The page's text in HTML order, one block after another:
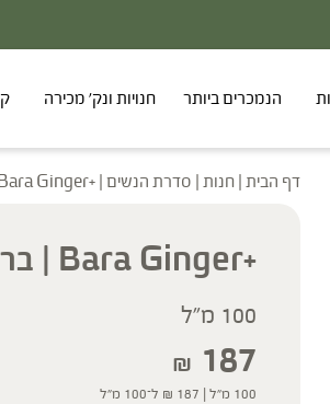
הנמכרים ביותר חנויות ונק' מכירה
דף הבית | חנות | סדרת הנשים | +Bara Ginger | ברא ג'ינג'ר+ (תמצית)
+Bara Ginger | ברא ג'ינג'ר+ (תמצית)
100 מ"ל
₪ 187
100 מ"ל | ₪ 187 ל־100 מ"ל